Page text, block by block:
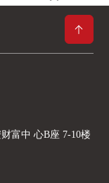
富中 心B座 7-10楼